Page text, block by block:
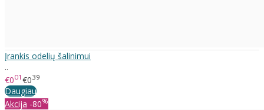
Įrankis odelių šalinimui
..
€001 €039
Daugiau
Akcija -80%